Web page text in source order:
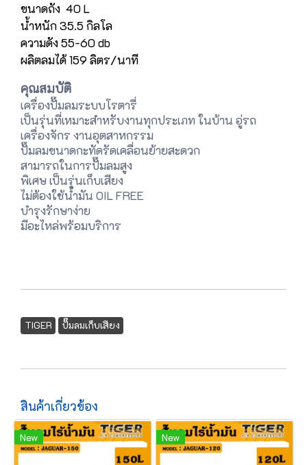
ขนาดถัง 40 L
น้ำหนัก 35.5 กิลโล
ความดัง 55-60 db
ผลิตลมได้ 159 ลิตร/นาที
คุณสมบัติ
เครื่องปั๊มลมระบบโรตารี่
เป็นรุ่นที่เหมาะสำหรับงานทุกประเภท ในบ้าน อู่รถ
เครื่องจักร งานอุตสาหกรรม
ปั๊มลมขนาดกะทัดรัดเคลื่อนย้ายสะดวก
สามารถในการปั๊มลมสูง
พิเศษ เป็นรุ่นเก็บเสียง
ไม่ต้องใช้น้ำมัน OIL FREE
บำรุงรักษาง่าย
มีอะไหล่พร้อมบริการ
TIGER ปั๊มลมเก็บเสียง
สินค้าเกี่ยวข้อง
New New